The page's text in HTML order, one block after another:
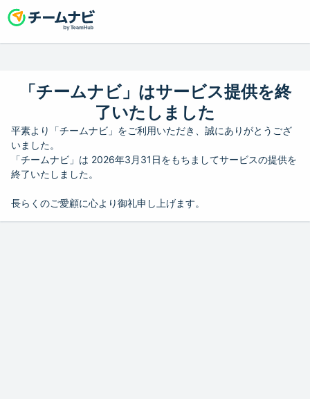
「チームナビ」はサービス提供を終
了いたしました
平素より「チームナビ」をご利用いただき、誠にありがとうござ
いました。
「チームナビ」は 2026年3月31日をもちましてサービスの提供を
終了いたしました。
長らくのご愛顧に心より御礼申し上げます。